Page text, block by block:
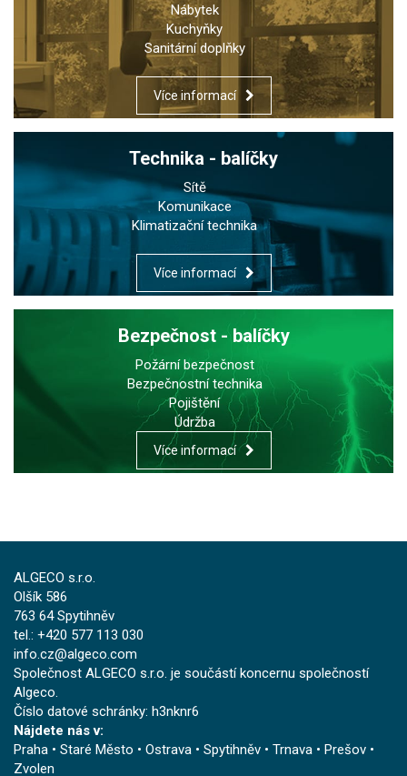
Nábytek
Kuchyňky
Sanitární doplňky
Více informací
Technika - balíčky
Sítě
Komunikace
Klimatizační technika
Více informací
Bezpečnost - balíčky
Požární bezpečnost
Bezpečnostní technika
Pojištění
Údržba
Více informací
ALGECO s.r.o.
Olšík 586
763 64 Spytihněv
tel.: +420 577 113 030
info.cz@algeco.com
Společnost ALGECO s.r.o. je součástí koncernu společností
Algeco.
Číslo datové schránky: h3nknr6
Nájdete nás v:
Praha • Staré Město • Ostrava • Spytihněv • Trnava • Prešov •
Zvolen